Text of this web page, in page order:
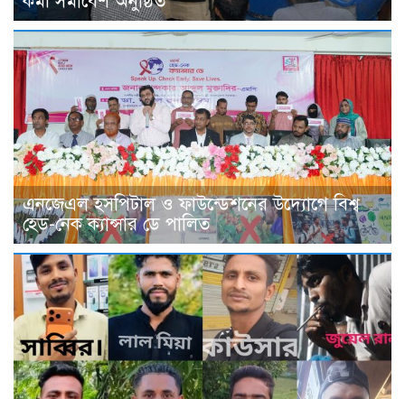
এনজেএল হসপিটাল ও ফাউন্ডেশনের উদ্যোগে বিশ্ব
হেড-নেক ক্যান্সার ডে পালিত